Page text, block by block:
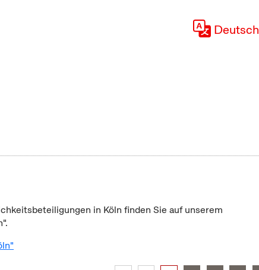
Deutsch
in Köln finden Sie auf unserem